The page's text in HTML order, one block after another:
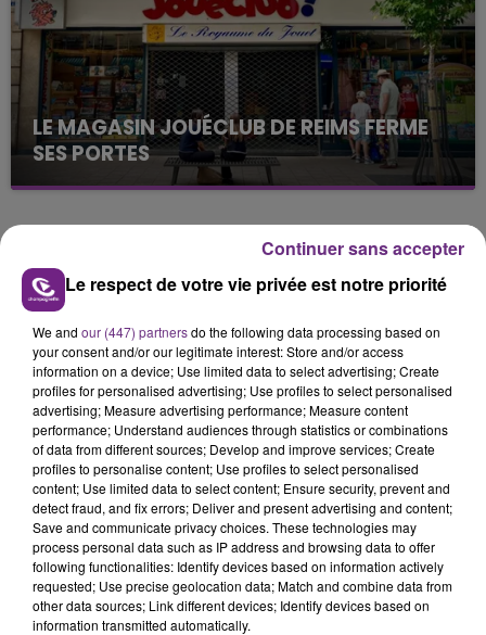
LE MAGASIN JOUÉCLUB DE REIMS FERME
SES PORTES
C'était l'une des institutions du centre-ville
fermer ses portes.
12h32
12h32
INDOCHINE
Les Nouveaux Soleils
RIHANNA
Diamonds
12h26
12h26 12h23
12h23
Le respect de votre vie privée est notre priorité
We and our (447) partnersdo the following data processing based on
your consent and/or our legitimate interest: Store and/or access
information on a device; Use limited data to select advertising; Create
profiles for personalised advertising; Use profiles to select personalised
advertising; Measure advertising performance; Measure content
performance; Understand audiences through statistics or combinations
of data from different sources; Develop and improve services; Create
profiles to personalise content; Use profiles to select personalised
content; Use limited data to select content; Ensure security, prevent and
detect fraud, and fix errors; Deliver and present advertising and content;
Save and communicate privacy choices. These technologies may
process personal data such as IP address and browsing data to offer
following functionalities: Identify devices based on information actively
requested; Use precise geolocation data; Match and combine data from
other data sources; Link different devices; Identify devices based on
information transmitted automatically.
Continuer sans accepter